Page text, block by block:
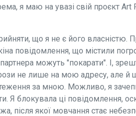
я маю на увазі свій проєкт Art
що я не є його власністю.
повідомлення, що містили
можуть "покарати". І,
не лише на мою адресу, але й
за мною. Можливо, я
Я блокувала ці повідомлення,
після якої мовчання стає